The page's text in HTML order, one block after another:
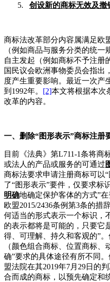
5. 创设新的商标无效及撤
商标法改革部分内容属满足欧
（例如商品与服务分类的统
自主发起（例如商标不予注册
国民议会欧洲事物委员会指出
度产生重要影响。最近一次产
到 1992年。 [2]本文将根据本次
改革的内容。
一、删除“图形表示”商标注册
目前《法典》第L711-1条将商
或法人的产品或服务的可通过
商标法要求申请注册商标可以“
了“图形表示”要件，仅要求标
明确地确定保护客体的方式”在
欧盟2015/2436条例第3条的措
何适当的形式表示一个标识，
的表示都将是可能的，只要它
得、可理解、持久和客观的”
（颜色组合商标、位置商标、
确”要求的具体途径有所不同
盟法院在其2019年7月 29日的
合而成的商标，以预先确定和